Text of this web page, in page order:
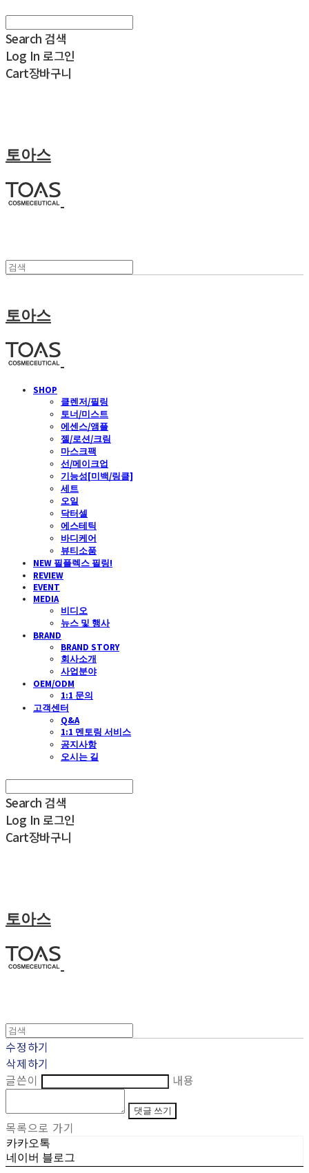
Search 검색
Log In 로그인
Cart장바구니
토아스
토아스
SHOP
클렌저/필링
토너/미스트
에센스/앰플
젤/로션/크림
마스크팩
선/메이크업
기능성[미백/링클]
세트
오일
닥터셀
에스테틱
바디케어
뷰티소품
NEW 필플렉스 필링!
REVIEW
EVENT
MEDIA
비디오
뉴스 및 행사
BRAND
BRAND STORY
회사소개
사업분야
OEM/ODM
1:1 문의
고객센터
Q&A
1:1 멘토링 서비스
공지사항
오시는 길
Search 검색
Log In 로그인
Cart장바구니
토아스
수정하기
삭제하기
글쓴이
내용
댓글 쓰기
목록으로 가기
카카오톡
네이버 블로그